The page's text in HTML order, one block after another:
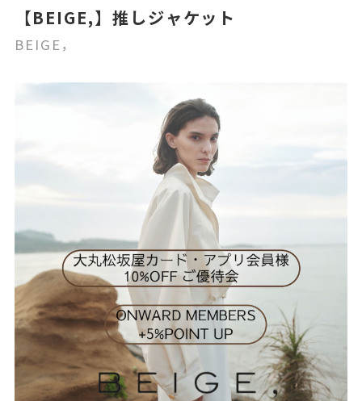
【BEIGE,】推しジャケット
BEIGE，